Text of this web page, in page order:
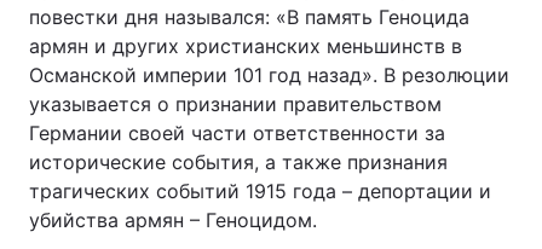
повестки дня назывался: «В память Геноцида
армян и других христианских меньшинств в
Османской империи 101 год назад». В резолюции
указывается о признании правительством
Германии своей части ответственности за
исторические события, а также признания
трагических событий 1915 года – депортации и
убийства армян – Геноцидом.